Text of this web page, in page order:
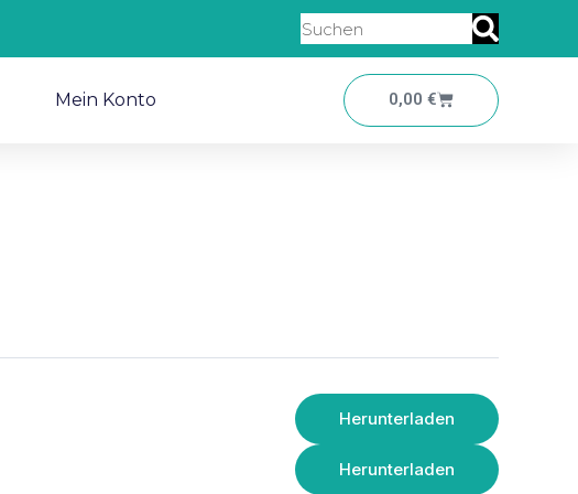
Suche
Mein Konto 0,00 €Warenkorb
Herunterladen
Herunterladen